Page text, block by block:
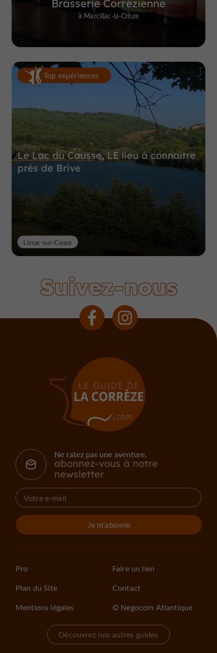
Brasserie Corrézienne
à Marcillac-la-Croze
Top expériences
Le Lac du Causse, LE lieu à connaître
près de Brive
Lissac-sur-Couze
Suivez-nous
Ne ratez pas une aventure,
abonnez-vous à notre
newsletter
Je m'abonne
Pro
Plan du Site
Mentions légales
Faire un lien
Contact
© Negocom Atlantique
Découvrez nos autres guides